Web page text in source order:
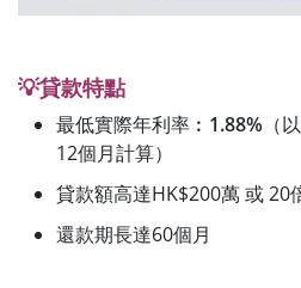
💡貸款特點
最低實際年利率︰ 1.88% （
12個月計算）
貸款額高達HK$200萬 或 20
還款期長達60個月